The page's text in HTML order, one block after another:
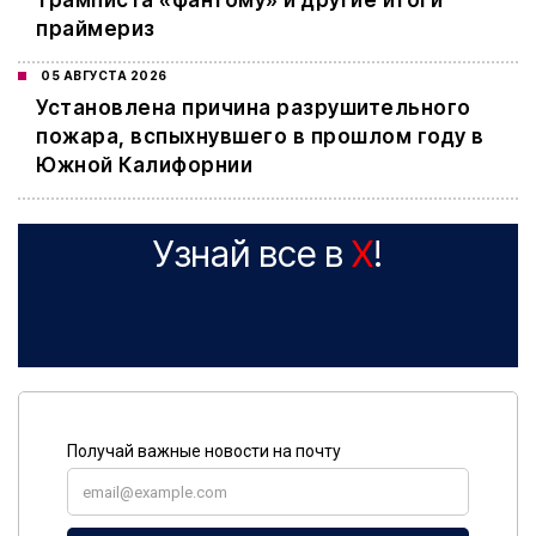
праймериз
05 АВГУСТА 2026
Установлена причина разрушительного
пожара, вспыхнувшего в прошлом году в
Южной Калифорнии
Узнай все в X!